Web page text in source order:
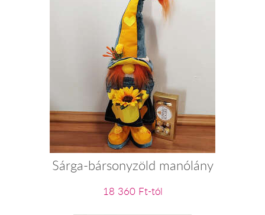
Sárga-bársonyzöld manólány
18 360 Ft-tól